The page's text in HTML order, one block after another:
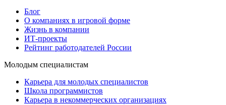
Блог
О компаниях в игровой форме
Жизнь в компании
ИТ-проекты
Рейтинг работодателей России
Молодым специалистам
Карьера для молодых специалистов
Школа программистов
Карьера в некоммерческих организациях